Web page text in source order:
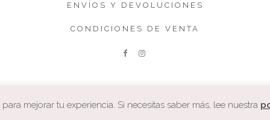
ENVÍOS Y DEVOLUCIONES
CONDICIONES DE VENTA
COPYRIGHT. CUQUETA.
mejorar tu experiencia. Si necesitas saber más, lee nuestra